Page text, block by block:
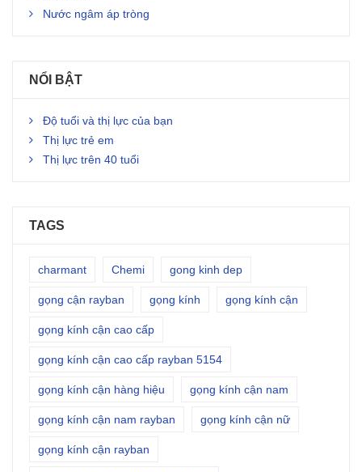
Nước ngâm áp tròng
NỔI BẬT
Độ tuổi và thị lực của bạn
Thị lực trẻ em
Thị lực trên 40 tuổi
TAGS
charmant Chemi gong kinh dep
gọng cận rayban gọng kính gọng kính cận
gọng kính cận cao cấp
gọng kính cận cao cấp rayban 5154
gọng kính cận hàng hiệu gọng kính cận nam
gọng kính cận nam rayban gọng kính cận nữ
gọng kính cận rayban